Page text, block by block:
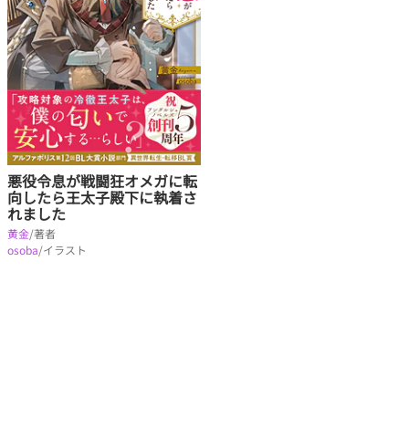
悪役令息が戦闘狂オメガに転
向したら王太子殿下に執着さ
れました
黄金/著者
osoba/イラスト